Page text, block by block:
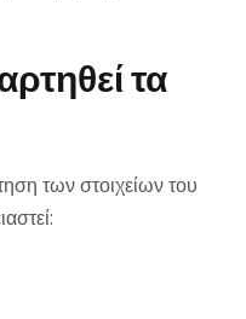
τα
των στοιχείων του